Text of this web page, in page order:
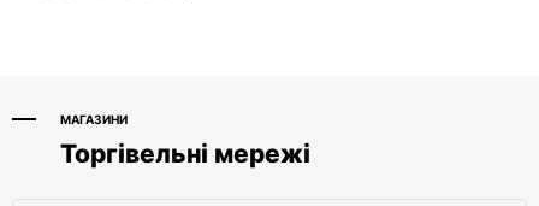
МАГАЗИНИ
Торгівельні мережі